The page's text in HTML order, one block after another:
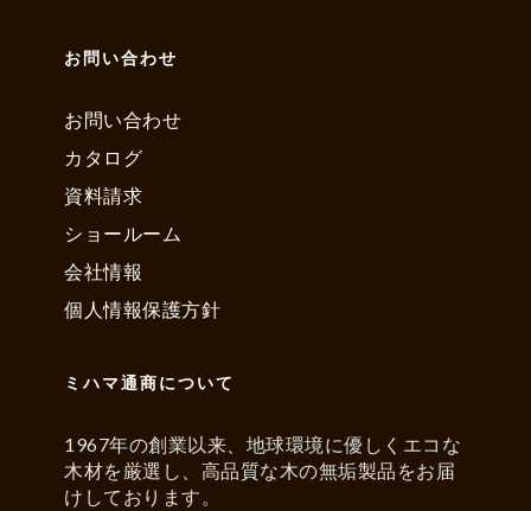
お問い合わせ
お問い合わせ
カタログ
資料請求
ショールーム
会社情報
個人情報保護方針
ミハマ通商について
1967年の創業以来、地球環境に優しくエコな
木材を厳選し、高品質な木の無垢製品をお届
けしております。